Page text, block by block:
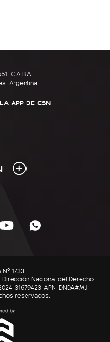
C.A.B.A.
Argentina
APP DE C5N
1733
Dirección Nacional del Derecho
31679423-APN-DNDA#MJ -
reservados.